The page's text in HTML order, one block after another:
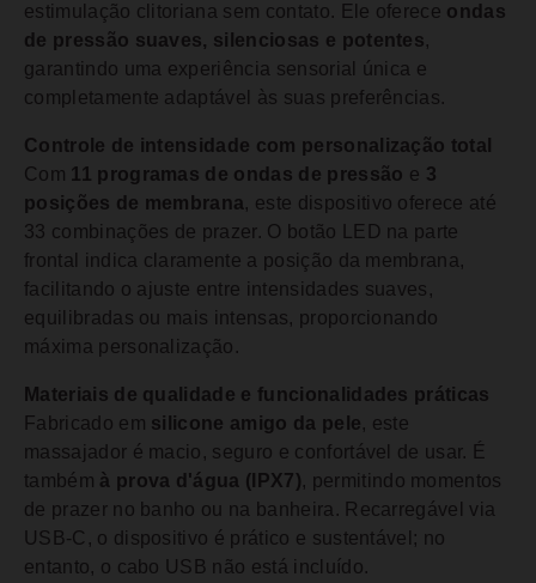
estimulação clitoriana sem contato. Ele oferece ondas
de pressão suaves, silenciosas e potentes,
garantindo uma experiência sensorial única e
completamente adaptável às suas preferências.
Controle de intensidade com personalização total
Com 11 programas de ondas de pressão e 3
posições de membrana, este dispositivo oferece até
33 combinações de prazer. O botão LED na parte
frontal indica claramente a posição da membrana,
facilitando o ajuste entre intensidades suaves,
equilibradas ou mais intensas, proporcionando
máxima personalização.
Materiais de qualidade e funcionalidades práticas
Fabricado em silicone amigo da pele, este
massajador é macio, seguro e confortável de usar. É
também à prova d'água (IPX7), permitindo momentos
de prazer no banho ou na banheira. Recarregável via
USB-C, o dispositivo é prático e sustentável; no
entanto, o cabo USB não está incluído.